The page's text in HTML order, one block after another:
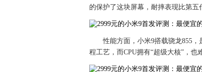
的保护了这块屏幕，耐摔表现比第五
性能方面，小米9搭载骁龙855，
程工艺，而CPU拥有“超级大核”，也